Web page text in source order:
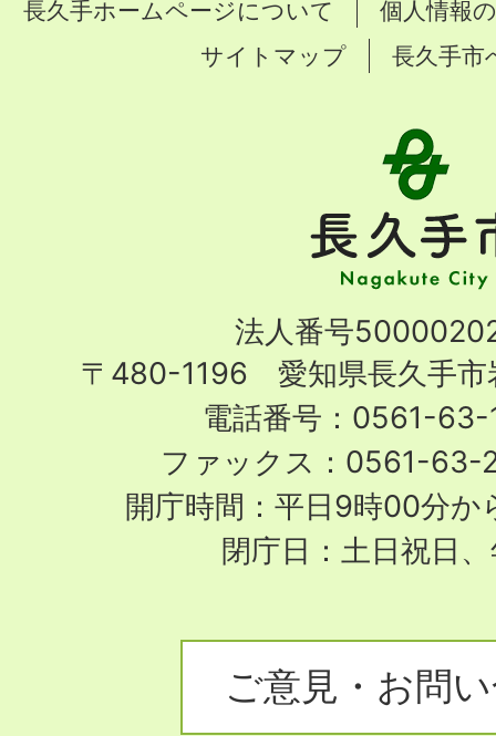
長久手ホームページについて
個人情報
サイトマップ
長久手市
手
市
City
法人番号
〒480-1196 愛知県長久手市
電話番号：0561-63-
ファックス：0561-63-
開庁時間：平日9時00分か
閉庁日：土日祝日
ご意見・お問